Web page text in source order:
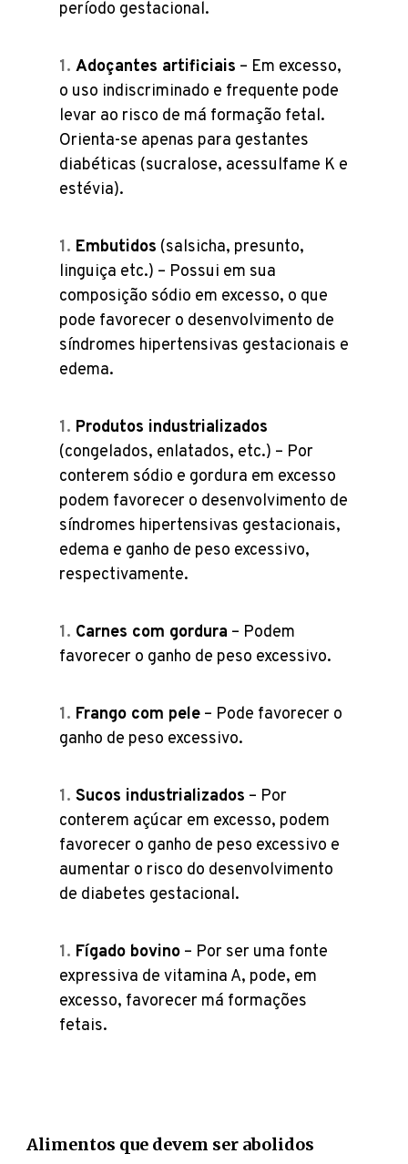
período gestacional.
Adoçantes artificiais – Em excesso,
o uso indiscriminado e frequente pode
levar ao risco de má formação fetal.
Orienta-se apenas para gestantes
diabéticas (sucralose, acessulfame K e
estévia).
Embutidos (salsicha, presunto,
linguiça etc.) – Possui em sua
composição sódio em excesso, o que
pode favorecer o desenvolvimento de
síndromes hipertensivas gestacionais e
edema.
Produtos industrializados
(congelados, enlatados, etc.) – Por
conterem sódio e gordura em excesso
podem favorecer o desenvolvimento de
síndromes hipertensivas gestacionais,
edema e ganho de peso excessivo,
respectivamente.
Carnes com gordura – Podem
favorecer o ganho de peso excessivo.
Frango com pele – Pode favorecer o
ganho de peso excessivo.
Sucos industrializados – Por
conterem açúcar em excesso, podem
favorecer o ganho de peso excessivo e
aumentar o risco do desenvolvimento
de diabetes gestacional.
Fígado bovino – Por ser uma fonte
expressiva de vitamina A, pode, em
excesso, favorecer má formações
fetais.
Alimentos que devem ser abolidos